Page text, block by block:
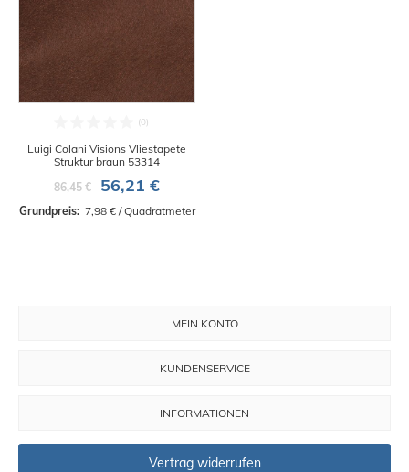
Luigi Colani Visions Vliestapete
Struktur braun 53314
86,45 €
56,21 €
Grundpreis: 7,98 € / Quadratmeter
MEIN KONTO
KUNDENSERVICE
INFORMATIONEN
Vertrag widerrufen